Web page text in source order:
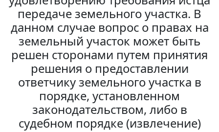
передаче земельного участка. В
данном случае вопрос о правах на
земельный участок может быть
решен сторонами путем принятия
решения о предоставлении
ответчику земельного участка в
порядке, установленном
законодательством, либо в
судебном порядке (извлечение)